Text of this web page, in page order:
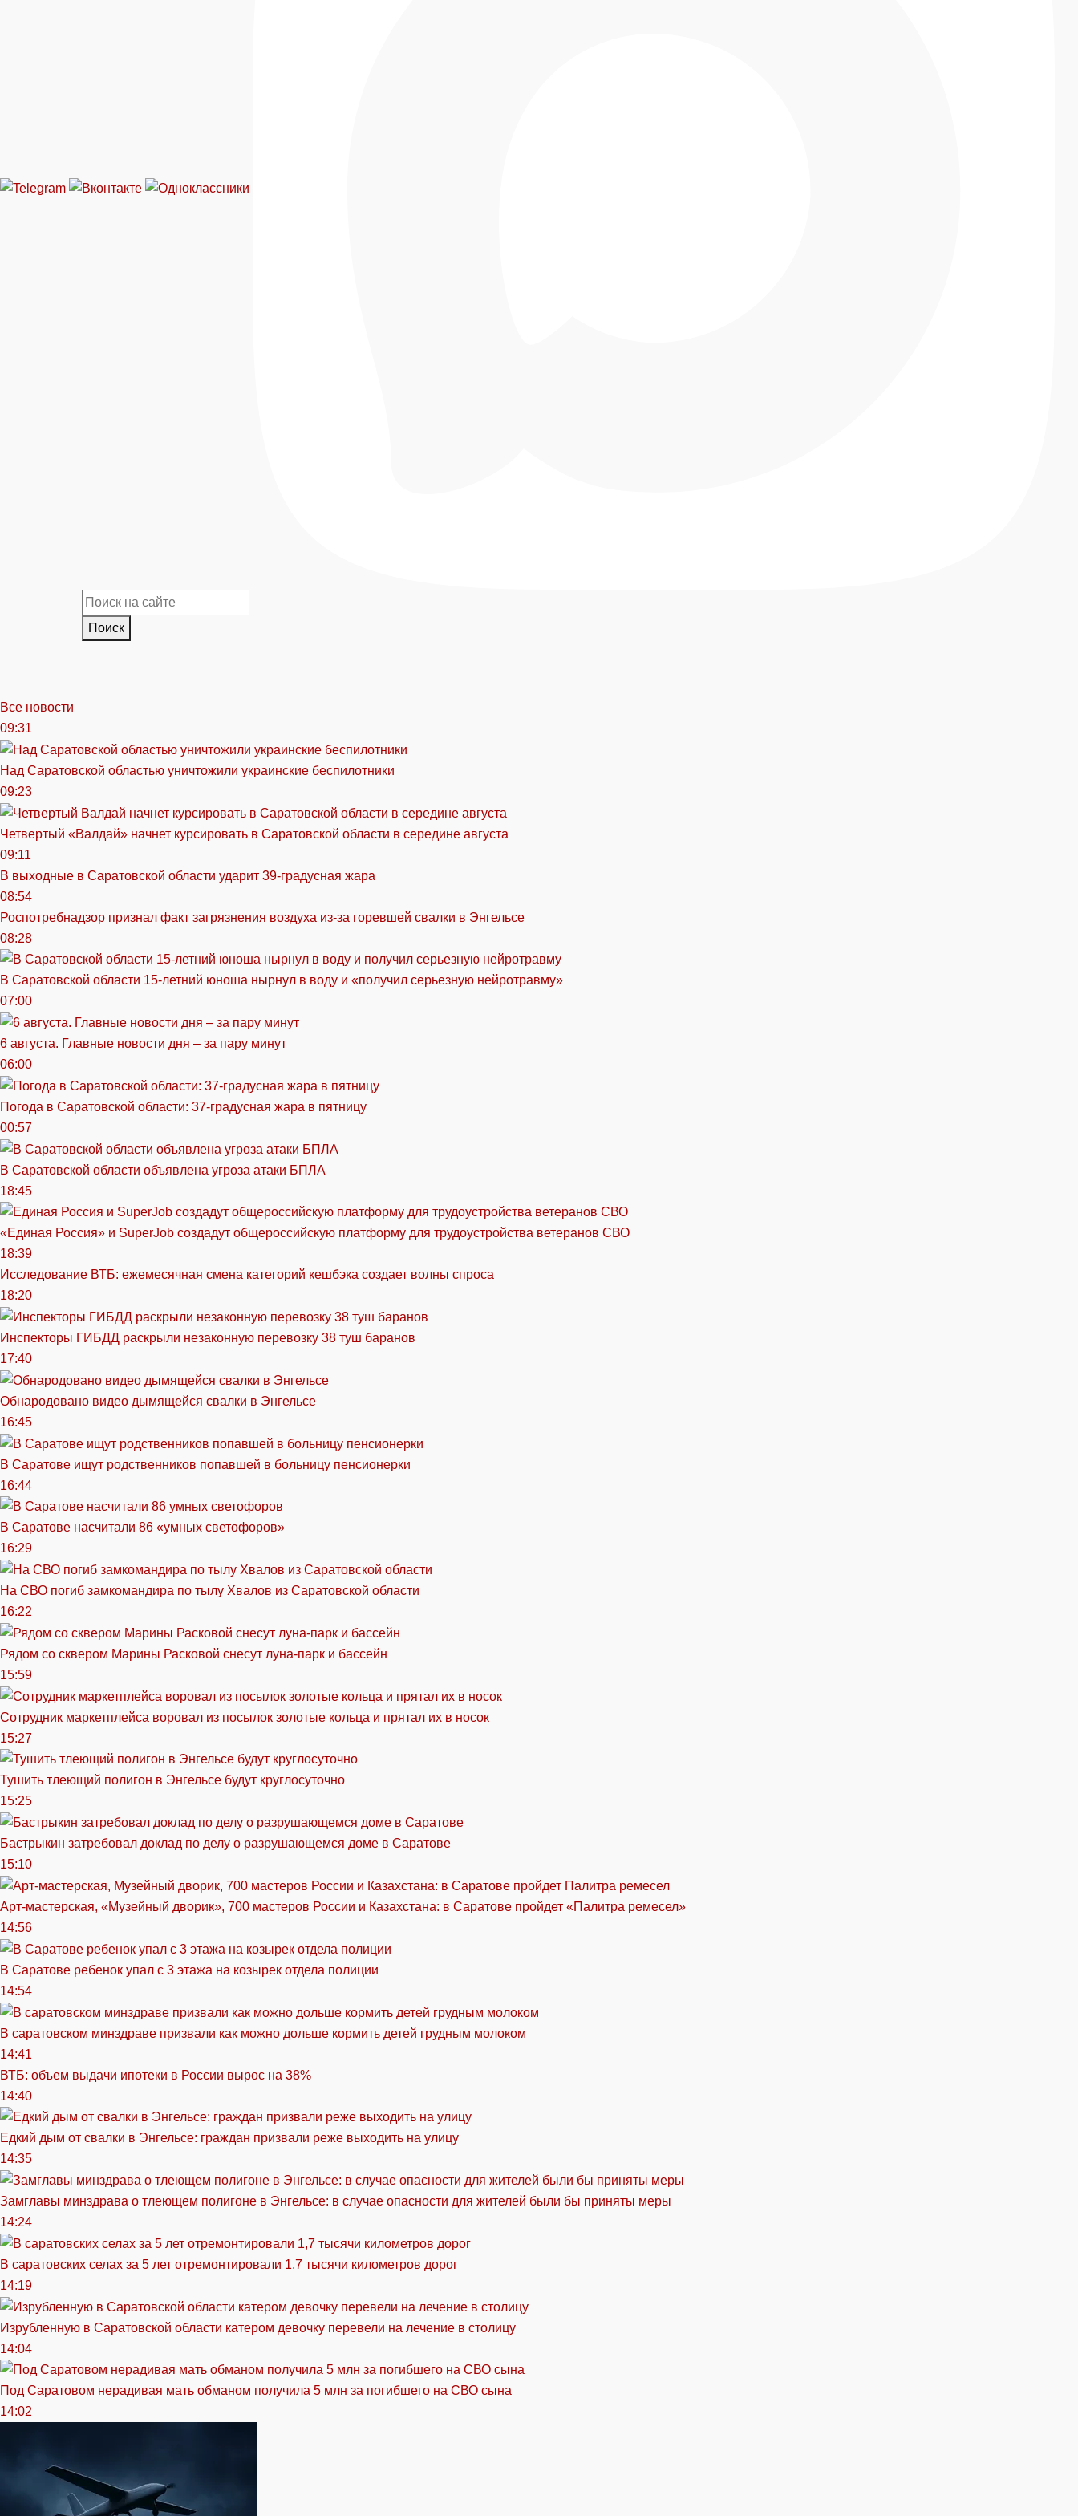
Поиск
Все новости
09:31
Над Саратовской областью уничтожили украинские беспилотники
09:23
Четвертый «Валдай» начнет курсировать в Саратовской области в середине августа
09:11
В выходные в Саратовской области ударит 39-градусная жара
08:54
Роспотребнадзор признал факт загрязнения воздуха из-за горевшей свалки в Энгельсе
08:28
В Саратовской области 15-летний юноша нырнул в воду и «получил серьезную нейротравму»
07:00
6 августа. Главные новости дня – за пару минут
06:00
Погода в Саратовской области: 37-градусная жара в пятницу
00:57
В Саратовской области объявлена угроза атаки БПЛА
18:45
«Единая Россия» и SuperJob создадут общероссийскую платформу для трудоустройства ветеранов СВО
18:39
Исследование ВТБ: ежемесячная смена категорий кешбэка создает волны спроса
18:20
Инспекторы ГИБДД раскрыли незаконную перевозку 38 туш баранов
17:40
Обнародовано видео дымящейся свалки в Энгельсе
16:45
В Саратове ищут родственников попавшей в больницу пенсионерки
16:44
В Саратове насчитали 86 «умных светофоров»
16:29
На СВО погиб замкомандира по тылу Хвалов из Саратовской области
16:22
Рядом со сквером Марины Расковой снесут луна-парк и бассейн
15:59
Сотрудник маркетплейса воровал из посылок золотые кольца и прятал их в носок
15:27
Тушить тлеющий полигон в Энгельсе будут круглосуточно
15:25
Бастрыкин затребовал доклад по делу о разрушающемся доме в Саратове
15:10
Арт-мастерская, «Музейный дворик», 700 мастеров России и Казахстана: в Саратове пройдет «Палитра ремесел»
14:56
В Саратове ребенок упал с 3 этажа на козырек отдела полиции
14:54
В саратовском минздраве призвали как можно дольше кормить детей грудным молоком
14:41
ВТБ: объем выдачи ипотеки в России вырос на 38%
14:40
Едкий дым от свалки в Энгельсе: граждан призвали реже выходить на улицу
14:35
Замглавы минздрава о тлеющем полигоне в Энгельсе: в случае опасности для жителей были бы приняты меры
14:24
В саратовских селах за 5 лет отремонтировали 1,7 тысячи километров дорог
14:19
Изрубленную в Саратовской области катером девочку перевели на лечение в столицу
14:04
Под Саратовом нерадивая мать обманом получила 5 млн за погибшего на СВО сына
14:02